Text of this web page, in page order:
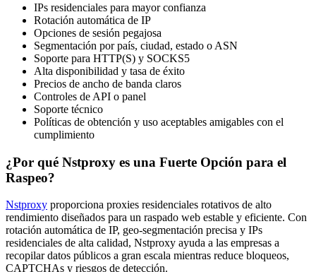
IPs residenciales para mayor confianza
Rotación automática de IP
Opciones de sesión pegajosa
Segmentación por país, ciudad, estado o ASN
Soporte para HTTP(S) y SOCKS5
Alta disponibilidad y tasa de éxito
Precios de ancho de banda claros
Controles de API o panel
Soporte técnico
Políticas de obtención y uso aceptables amigables con el
cumplimiento
¿Por qué Nstproxy es una Fuerte Opción para el
Raspeo?
Nstproxy proporciona proxies residenciales rotativos de alto
rendimiento diseñados para un raspado web estable y eficiente. Con
rotación automática de IP, geo-segmentación precisa y IPs
residenciales de alta calidad, Nstproxy ayuda a las empresas a
recopilar datos públicos a gran escala mientras reduce bloqueos,
CAPTCHAs y riesgos de detección.